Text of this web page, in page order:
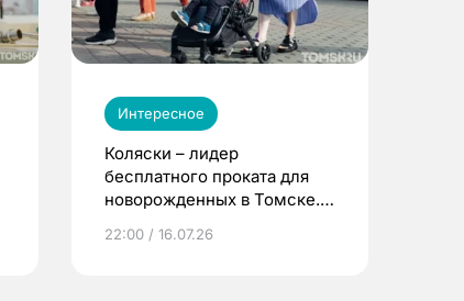
Интересное
Коляски – лидер
бесплатного проката для
новорожденных в Томске.
22:00 / 16.07.26